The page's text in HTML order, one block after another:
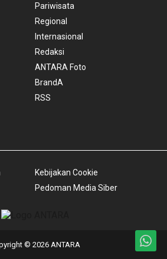
Pariwisata
Regional
Internasional
Redaksi
ANTARA Foto
BrandA
RSS
Kebijakan Cookie
Pedoman Media Siber
© 2026 ANTARA